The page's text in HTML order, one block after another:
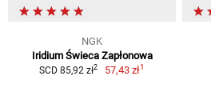
NGK
Iridium Świeca Zapłonowa
SCD 85,92 zł2 57,43 zł1